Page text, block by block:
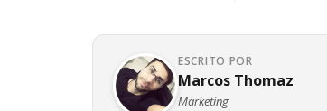
ESCRITO POR
Marcos Thomaz
Marketing